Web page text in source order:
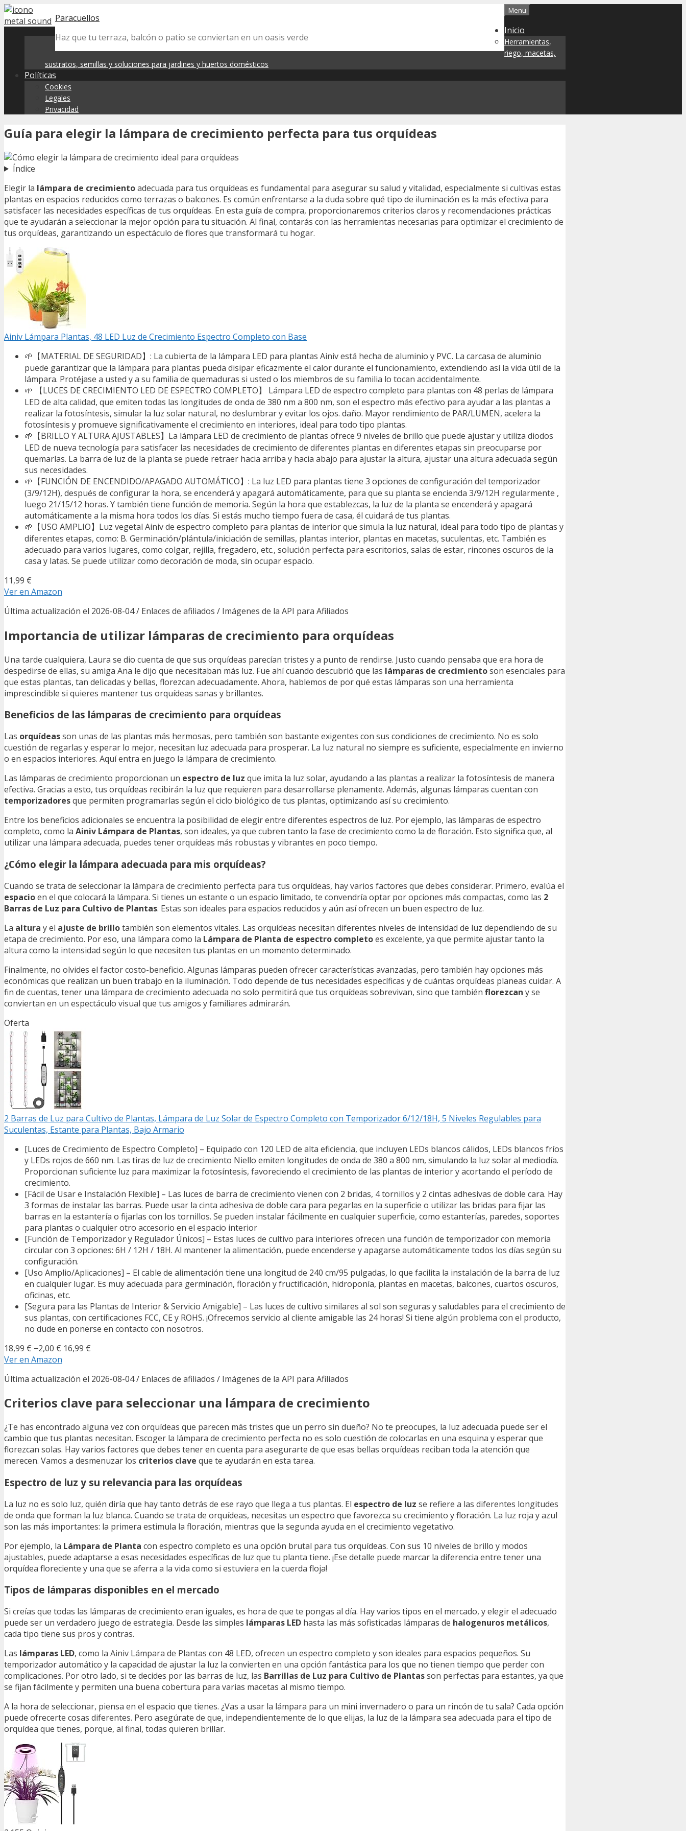
Skip
to
Paracuellos
Haz que tu terraza, balcón o patio se conviertan en un oasis verde
Menu
Inicio
Herramientas,
riego, macetas,
sustratos, semillas y soluciones para jardines y huertos domésticos
Políticas
Cookies
Legales
Privacidad
Guía para elegir la lámpara de crecimiento perfecta para tus orquídeas
Índice
Elegir la lámpara de crecimientoadecuada para tus orquídeas es fundamental para asegurar su salud y vitalidad, especialmente si cultivas estas
plantas en espacios reducidos como terrazas o balcones. Es común enfrentarse a la duda sobre qué tipo de iluminación es la más efectiva para
satisfacer las necesidades específicas de tus orquídeas. En esta guía de compra, proporcionaremos criterios claros y recomendaciones prácticas
que te ayudarán a seleccionar la mejor opción para tu situación. Al final, contarás con las herramientas necesarias para optimizar el crecimiento de
tus orquídeas, garantizando un espectáculo de flores que transformará tu hogar.
Ainiv Lámpara Plantas, 48 LED Luz de Crecimiento Espectro Completo con Base
🌱【MATERIAL DE SEGURIDAD】: La cubierta de la lámpara LED para plantas Ainiv está hecha de aluminio y PVC. La carcasa de aluminio
puede garantizar que la lámpara para plantas pueda disipar eficazmente el calor durante el funcionamiento, extendiendo así la vida útil de la
lámpara. Protéjase a usted y a su familia de quemaduras si usted o los miembros de su familia lo tocan accidentalmente.
🌱 【LUCES DE CRECIMIENTO LED DE ESPECTRO COMPLETO】 Lámpara LED de espectro completo para plantas con 48 perlas de lámpara
LED de alta calidad, que emiten todas las longitudes de onda de 380 nm a 800 nm, son el espectro más efectivo para ayudar a las plantas a
realizar la fotosíntesis, simular la luz solar natural, no deslumbrar y evitar los ojos. daño. Mayor rendimiento de PAR/LUMEN, acelera la
fotosíntesis y promueve significativamente el crecimiento en interiores, ideal para todo tipo plantas.
🌱【BRILLO Y ALTURA AJUSTABLES】La lámpara LED de crecimiento de plantas ofrece 9 niveles de brillo que puede ajustar y utiliza diodos
LED de nueva tecnología para satisfacer las necesidades de crecimiento de diferentes plantas en diferentes etapas sin preocuparse por
quemarlas. La barra de luz de la planta se puede retraer hacia arriba y hacia abajo para ajustar la altura, ajustar una altura adecuada según
sus necesidades.
🌱【FUNCIÓN DE ENCENDIDO/APAGADO AUTOMÁTICO】: La luz LED para plantas tiene 3 opciones de configuración del temporizador
(3/9/12H), después de configurar la hora, se encenderá y apagará automáticamente, para que su planta se encienda 3/9/12H regularmente ,
luego 21/15/12 horas. Y también tiene función de memoria. Según la hora que establezcas, la luz de la planta se encenderá y apagará
automáticamente a la misma hora todos los días. Si estás mucho tiempo fuera de casa, él cuidará de tus plantas.
🌱【USO AMPLIO】Luz vegetal Ainiv de espectro completo para plantas de interior que simula la luz natural, ideal para todo tipo de plantas y
diferentes etapas, como: B. Germinación/plántula/iniciación de semillas, plantas interior, plantas en macetas, suculentas, etc. También es
adecuado para varios lugares, como colgar, rejilla, fregadero, etc., solución perfecta para escritorios, salas de estar, rincones oscuros de la
casa y latas. Se puede utilizar como decoración de moda, sin ocupar espacio.
11,99 €
Ver en Amazon
Última actualización el 2026-08-04 / Enlaces de afiliados / Imágenes de la API para Afiliados
Importancia de utilizar lámparas de crecimiento para orquídeas
Una tarde cualquiera, Laura se dio cuenta de que sus orquídeas parecían tristes y a punto de rendirse. Justo cuando pensaba que era hora de
despedirse de ellas, su amiga Ana le dijo que necesitaban más luz. Fue ahí cuando descubrió que las lámparas de crecimientoson esenciales para
que estas plantas, tan delicadas y bellas, florezcan adecuadamente. Ahora, hablemos de por qué estas lámparas son una herramienta
imprescindible si quieres mantener tus orquídeas sanas y brillantes.
Beneficios de las lámparas de crecimiento para orquídeas
Las orquídeasson unas de las plantas más hermosas, pero también son bastante exigentes con sus condiciones de crecimiento. No es solo
cuestión de regarlas y esperar lo mejor, necesitan luz adecuada para prosperar. La luz natural no siempre es suficiente, especialmente en invierno
o en espacios interiores. Aquí entra en juego la lámpara de crecimiento.
Las lámparas de crecimiento proporcionan un espectro de luz que imita la luz solar, ayudando a las plantas a realizar la fotosíntesis de manera
efectiva. Gracias a esto, tus orquídeas recibirán la luz que requieren para desarrollarse plenamente. Además, algunas lámparas cuentan con
temporizadoresque permiten programarlas según el ciclo biológico de tus plantas, optimizando así su crecimiento.
Entre los beneficios adicionales se encuentra la posibilidad de elegir entre diferentes espectros de luz. Por ejemplo, las lámparas de espectro
completo, como la Ainiv Lámpara de Plantas, son ideales, ya que cubren tanto la fase de crecimiento como la de floración. Esto significa que, al
utilizar una lámpara adecuada, puedes tener orquídeas más robustas y vibrantes en poco tiempo.
¿Cómo elegir la lámpara adecuada para mis orquídeas?
Cuando se trata de seleccionar la lámpara de crecimiento perfecta para tus orquídeas, hay varios factores que debes considerar. Primero, evalúa el
espacioen el que colocará la lámpara. Si tienes un estante o un espacio limitado, te convendría optar por opciones más compactas, como las 2
Barras de Luz para Cultivo de Plantas. Estas son ideales para espacios reducidos y aún así ofrecen un buen espectro de luz.
La altura y el ajuste de brillotambién son elementos vitales. Las orquídeas necesitan diferentes niveles de intensidad de luz dependiendo de su
etapa de crecimiento. Por eso, una lámpara como la Lámpara de Planta de espectro completoes excelente, ya que permite ajustar tanto la
altura como la intensidad según lo que necesiten tus plantas en un momento determinado.
Finalmente, no olvides el factor costo-beneficio. Algunas lámparas pueden ofrecer características avanzadas, pero también hay opciones más
económicas que realizan un buen trabajo en la iluminación. Todo depende de tus necesidades específicas y de cuántas orquídeas planeas cuidar. A
fin de cuentas, tener una lámpara de crecimiento adecuada no solo permitirá que tus orquídeas sobrevivan, sino que también florezcan y se
conviertan en un espectáculo visual que tus amigos y familiares admirarán.
Oferta
2 Barras de Luz para Cultivo de Plantas, Lámpara de Luz Solar de Espectro Completo con Temporizador 6/12/18H, 5 Niveles Regulables para
Suculentas, Estante para Plantas, Bajo Armario
[Luces de Crecimiento de Espectro Completo] – Equipado con 120 LED de alta eficiencia, que incluyen LEDs blancos cálidos, LEDs blancos fríos
y LEDs rojos de 660 nm. Las tiras de luz de crecimiento Niello emiten longitudes de onda de 380 a 800 nm, simulando la luz solar al mediodía.
Proporcionan suficiente luz para maximizar la fotosíntesis, favoreciendo el crecimiento de las plantas de interior y acortando el período de
crecimiento.
[Fácil de Usar e Instalación Flexible] – Las luces de barra de crecimiento vienen con 2 bridas, 4 tornillos y 2 cintas adhesivas de doble cara. Hay
3 formas de instalar las barras. Puede usar la cinta adhesiva de doble cara para pegarlas en la superficie o utilizar las bridas para fijar las
barras en la estantería o fijarlas con los tornillos. Se pueden instalar fácilmente en cualquier superficie, como estanterías, paredes, soportes
para plantas o cualquier otro accesorio en el espacio interior
[Función de Temporizador y Regulador Únicos] – Estas luces de cultivo para interiores ofrecen una función de temporizador con memoria
circular con 3 opciones: 6H / 12H / 18H. Al mantener la alimentación, puede encenderse y apagarse automáticamente todos los días según su
configuración.
[Uso Amplio/Aplicaciones] – El cable de alimentación tiene una longitud de 240 cm/95 pulgadas, lo que facilita la instalación de la barra de luz
en cualquier lugar. Es muy adecuada para germinación, floración y fructificación, hidroponía, plantas en macetas, balcones, cuartos oscuros,
oficinas, etc.
[Segura para las Plantas de Interior & Servicio Amigable] – Las luces de cultivo similares al sol son seguras y saludables para el crecimiento de
sus plantas, con certificaciones FCC, CE y ROHS. ¡Ofrecemos servicio al cliente amigable las 24 horas! Si tiene algún problema con el producto,
no dude en ponerse en contacto con nosotros.
18,99 € −2,00 € 16,99 €
Ver en Amazon
Última actualización el 2026-08-04 / Enlaces de afiliados / Imágenes de la API para Afiliados
Criterios clave para seleccionar una lámpara de crecimiento
¿Te has encontrado alguna vez con orquídeas que parecen más tristes que un perro sin dueño? No te preocupes, la luz adecuada puede ser el
cambio que tus plantas necesitan. Escoger la lámpara de crecimiento perfecta no es solo cuestión de colocarlas en una esquina y esperar que
florezcan solas. Hay varios factores que debes tener en cuenta para asegurarte de que esas bellas orquídeas reciban toda la atención que
merecen. Vamos a desmenuzar los criterios clave que te ayudarán en esta tarea.
Espectro de luz y su relevancia para las orquídeas
La luz no es solo luz, quién diría que hay tanto detrás de ese rayo que llega a tus plantas. El espectro de luz se refiere a las diferentes longitudes
de onda que forman la luz blanca. Cuando se trata de orquídeas, necesitas un espectro que favorezca su crecimiento y floración. La luz roja y azul
son las más importantes: la primera estimula la floración, mientras que la segunda ayuda en el crecimiento vegetativo.
Por ejemplo, la Lámpara de Planta con espectro completo es una opción brutal para tus orquídeas. Con sus 10 niveles de brillo y modos
ajustables, puede adaptarse a esas necesidades específicas de luz que tu planta tiene. ¡Ese detalle puede marcar la diferencia entre tener una
orquídea floreciente y una que se aferra a la vida como si estuviera en la cuerda floja!
Tipos de lámparas disponibles en el mercado
Si creías que todas las lámparas de crecimiento eran iguales, es hora de que te pongas al día. Hay varios tipos en el mercado, y elegir el adecuado
puede ser un verdadero juego de estrategia. Desde las simples lámparas LED hasta las más sofisticadas lámparas de halogenuros metálicos,
cada tipo tiene sus pros y contras.
Las lámparas LED, como la Ainiv Lámpara de Plantas con 48 LED, ofrecen un espectro completo y son ideales para espacios pequeños. Su
temporizador automático y la capacidad de ajustar la luz la convierten en una opción fantástica para los que no tienen tiempo que perder con
complicaciones. Por otro lado, si te decides por las barras de luz, las Barrillas de Luz para Cultivo de Plantasson perfectas para estantes, ya que
se fijan fácilmente y permiten una buena cobertura para varias macetas al mismo tiempo.
A la hora de seleccionar, piensa en el espacio que tienes. ¿Vas a usar la lámpara para un mini invernadero o para un rincón de tu sala? Cada opción
puede ofrecerte cosas diferentes. Pero asegúrate de que, independientemente de lo que elijas, la luz de la lámpara sea adecuada para el tipo de
orquídea que tienes, porque, al final, todas quieren brillar.